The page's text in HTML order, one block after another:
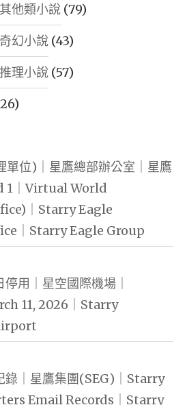
他類小說 (79)
幻小說 (43)
理小說 (57)
單位)｜星鷹總部辦公室｜星鷹
1｜Virtual World
｜Starry Eagle
｜Starry Eagle Group
用｜星空國際機場｜
11, 2026｜Starry
錄｜星鷹集團(SEG)｜Starry
Email Records｜Starry